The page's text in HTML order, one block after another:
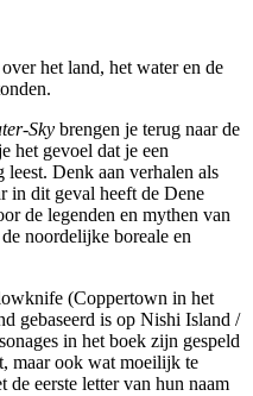
het land, het water en de
Sky brengen je terug naar de
het gevoel dat je een
Denk aan verhalen als
in dit geval heeft de Dene
de legenden en mythen van
noordelijke boreale en
(Coppertown in het
gebaseerd is op Nishi Island /
in het boek zijn gespeld
maar ook wat moeilijk te
eerste letter van hun naam